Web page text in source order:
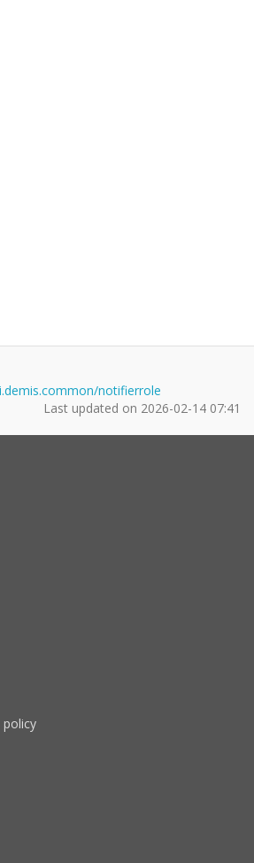
notifierrole
Last updated on 2026-02-14 07:41
policy